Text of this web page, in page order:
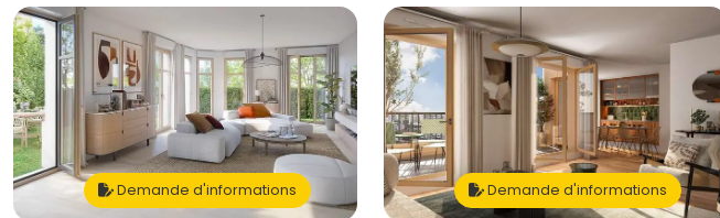
Demande d'informations Demande d'informations